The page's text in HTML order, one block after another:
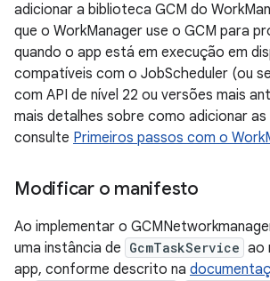
adicionar a biblioteca GCM do
que o WorkManager use o GCM para
quando o app está em execução em
compatíveis com o JobScheduler (ou
com API de nível 22 ou versões mais
mais detalhes sobre como adicionar
consulte Primeiros passos com o
Modificar o manifesto
Ao implementar o
uma instância de GcmTaskService ao
app, conforme descrito na